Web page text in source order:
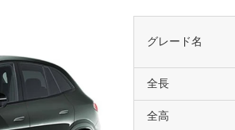
グレード名
全長
全高